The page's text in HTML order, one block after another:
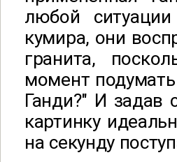
любой
кумира, они
гранита,
момент
Ганди?" И задав
картинку
на секунду